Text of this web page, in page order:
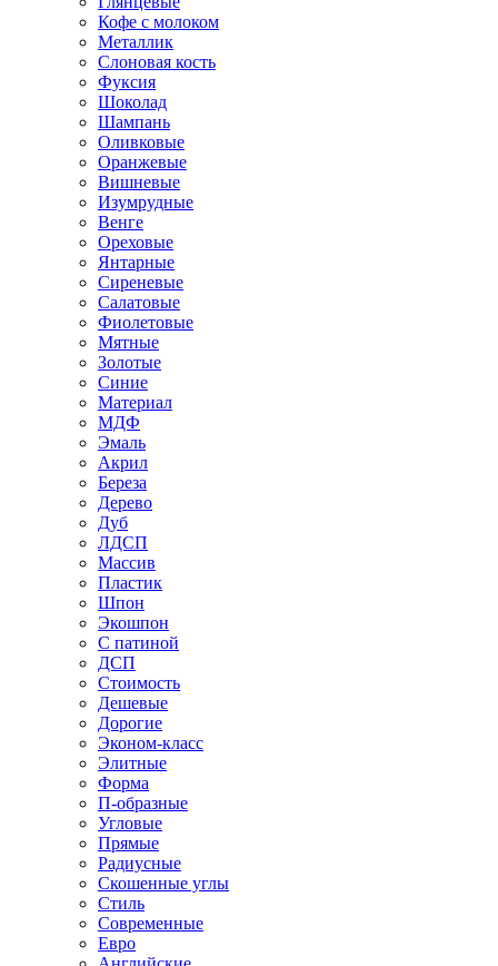
Кофе с молоком
Металлик
Слоновая кость
Фуксия
Шоколад
Шампань
Оливковые
Оранжевые
Вишневые
Изумрудные
Венге
Ореховые
Янтарные
Сиреневые
Салатовые
Фиолетовые
Мятные
Золотые
Синие
Материал
МДФ
Эмаль
Акрил
Береза
Дерево
Дуб
ЛДСП
Массив
Пластик
Шпон
Экошпон
С патиной
ДСП
Стоимость
Дешевые
Дорогие
Эконом-класс
Элитные
Форма
П-образные
Угловые
Прямые
Радиусные
Скошенные углы
Стиль
Современные
Евро